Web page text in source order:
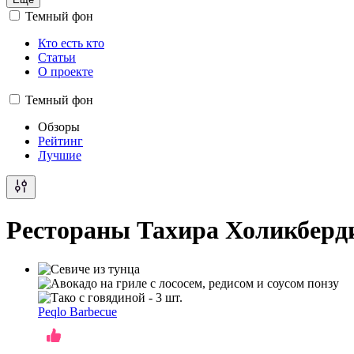
Темный фон
Кто есть кто
Статьи
О проекте
Темный фон
Обзоры
Рейтинг
Лучшие
Рестораны Тахира
Peqlo Barbecue